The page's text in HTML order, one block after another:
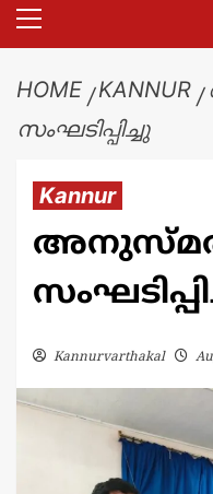
HOME KANNUR
സംഘടിപ്പിച്ചു
Kannur
Kannurvarthakal